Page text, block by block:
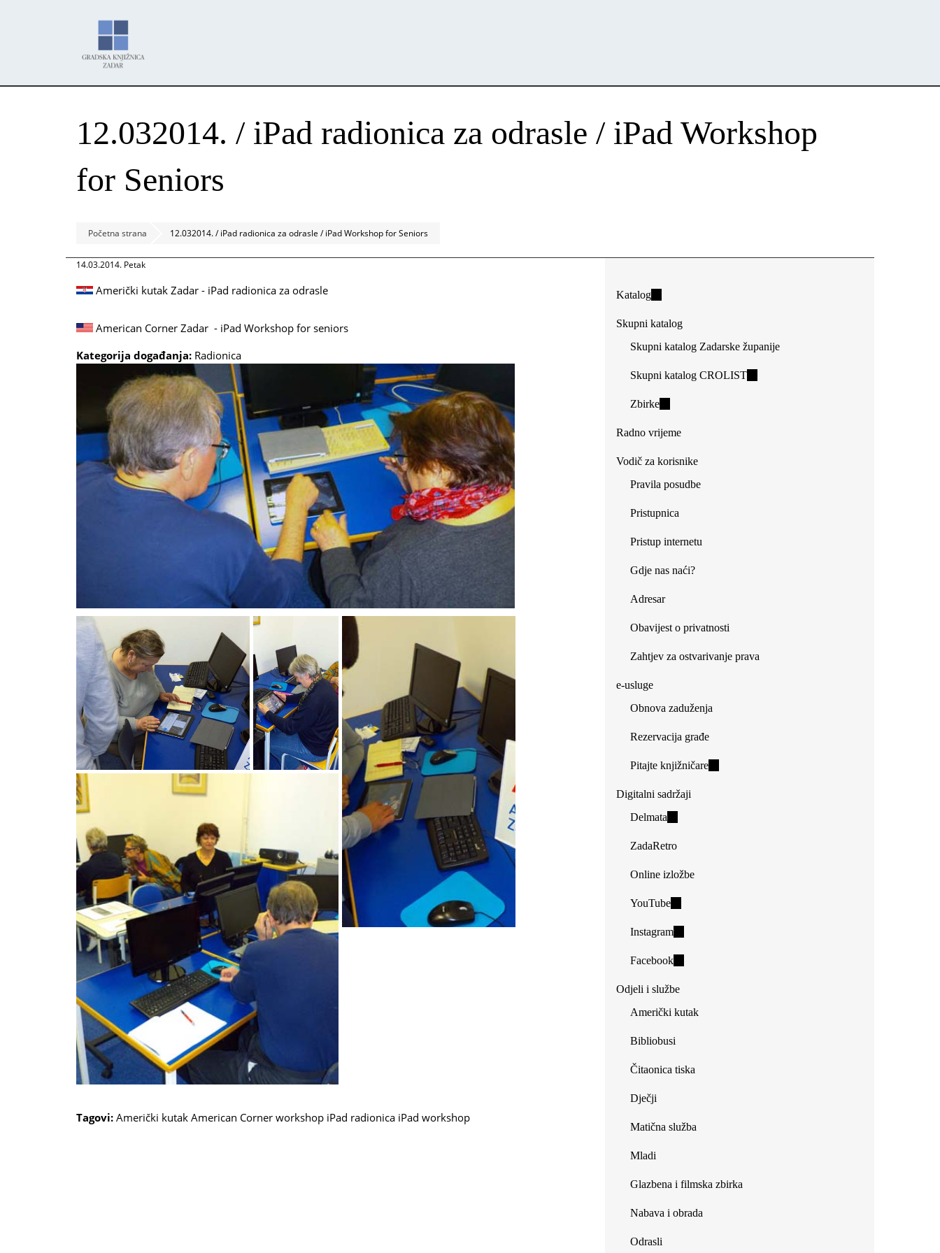
12.032014. / iPad radionica za odrasle / iPad Workshop
for Seniors
Početna strana 12.032014. / iPad radionica za odrasle / iPad Workshop for Seniors
14.03.2014. Petak
Američki kutak Zadar - iPad radionica za odrasle
American Corner Zadar - iPad Workshop for seniors
Kategorija događanja: Radionica
Tagovi: Američki kutak American Corner workshop iPad radionica iPad workshop
Katalog(link
external)
Skupni katalog
Skupni katalog Zadarske županije
Skupni katalog CROLIST(link
Zbirke(link
external)
Radno vrijeme
Vodič za korisnike
Pravila posudbe
Pristupnica
Pristup internetu
Gdje nas naći?
Adresar
Obavijest o privatnosti
Zahtjev za ostvarivanje prava
e-usluge
Obnova zaduženja
Rezervacija građe
Pitajte knjižničare(link
Digitalni sadržaji
Delmata
external)
ZadaRetro
Online izložbe
YouTube(link
external)
Instagram(link
external)
Facebook(link
external)
Odjeli i službe
Američki kutak
Bibliobusi
Čitaonica tiska
Dječji
Matična služba
Mladi
Glazbena i filmska zbirka
Nabava i obrada
Odrasli